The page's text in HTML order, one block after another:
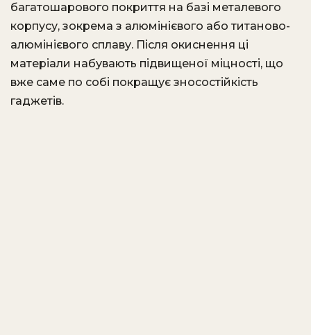
багатошарового покриття на базі металевого
корпусу, зокрема з алюмінієвого або титаново-
алюмінієвого сплаву. Після окиснення ці
матеріали набувають підвищеної міцності, що
вже саме по собі покращує зносостійкість
гаджетів.